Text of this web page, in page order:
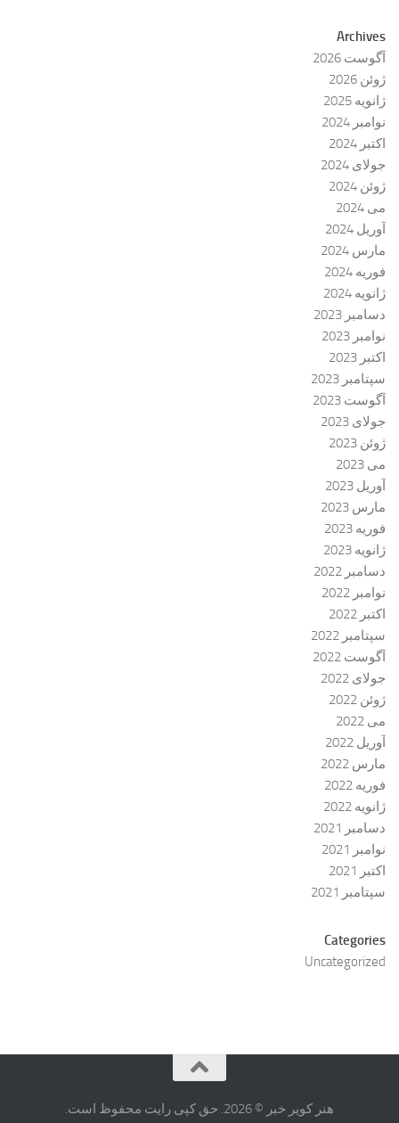
Archives
آگوست 2026
ژوئن 2026
ژانویه 2025
نوامبر 2024
اکتبر 2024
جولای 2024
ژوئن 2024
می 2024
آوریل 2024
مارس 2024
فوریه 2024
ژانویه 2024
دسامبر 2023
نوامبر 2023
اکتبر 2023
سپتامبر 2023
آگوست 2023
جولای 2023
ژوئن 2023
می 2023
آوریل 2023
مارس 2023
فوریه 2023
ژانویه 2023
دسامبر 2022
نوامبر 2022
اکتبر 2022
سپتامبر 2022
آگوست 2022
جولای 2022
ژوئن 2022
می 2022
آوریل 2022
مارس 2022
فوریه 2022
ژانویه 2022
دسامبر 2021
نوامبر 2021
اکتبر 2021
سپتامبر 2021
Categories
Uncategorized
هنر کویر خبر © 2026. حق کپی رایت محفوظ است.